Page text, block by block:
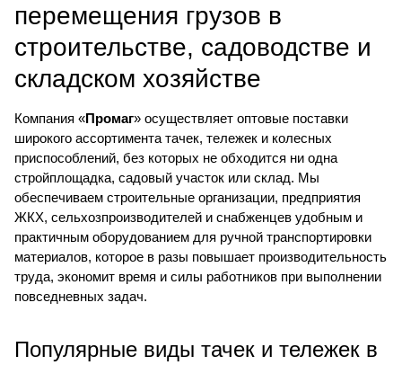
перемещения грузов в
строительстве, садоводстве и
складском хозяйстве
Компания «Промаг» осуществляет оптовые поставки
широкого ассортимента тачек, тележек и колесных
приспособлений, без которых не обходится ни одна
стройплощадка, садовый участок или склад. Мы
обеспечиваем строительные организации, предприятия
ЖКХ, сельхозпроизводителей и снабженцев удобным и
практичным оборудованием для ручной транспортировки
материалов, которое в разы повышает производительность
труда, экономит время и силы работников при выполнении
повседневных задач.
Популярные виды тачек и тележек в